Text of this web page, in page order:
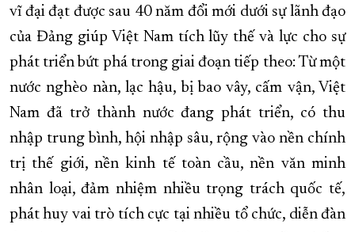
vĩ đại đạt được sau 40 năm đổi mới dưới sự lãnh đạo
của Đảng giúp Việt Nam tích lũy thế và lực cho sự
phát triển bứt phá trong giai đoạn tiếp theo: Từ một
nước nghèo nàn, lạc hậu, bị bao vây, cấm vận, Việt
Nam đã trở thành nước đang phát triển, có thu
nhập trung bình, hội nhập sâu, rộng vào nền chính
trị thế giới, nền kinh tế toàn cầu, nền văn minh
nhân loại, đảm nhiệm nhiều trọng trách quốc tế,
phát huy vai trò tích cực tại nhiều tổ chức, diễn đàn